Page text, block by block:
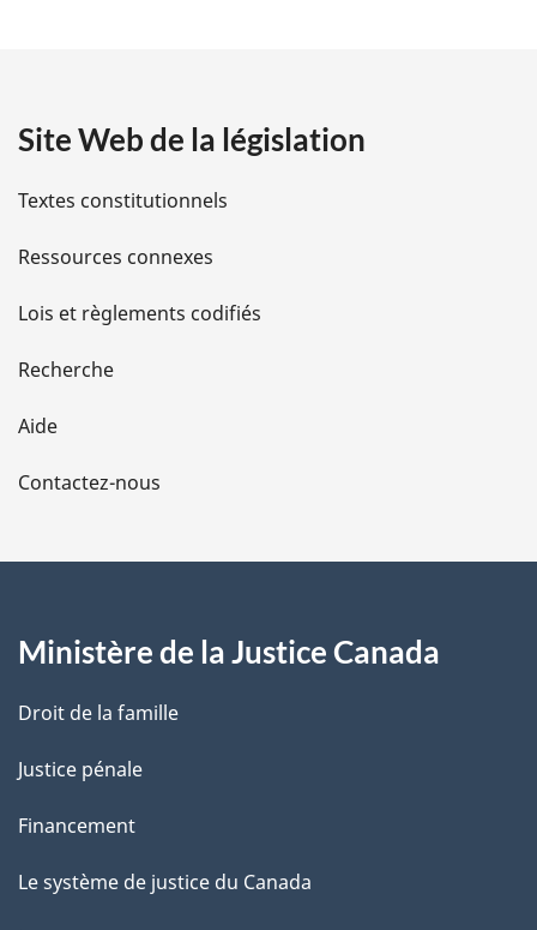
i
l
s
d
e
l
a
e
Site Web de la législation
Textes constitutionnels
Ressources connexes
Lois et règlements codifiés
Recherche
Aide
Contactez-nous
Ministère de la Justice Canada
Droit de la famille
Justice pénale
Financement
Le système de justice du Canada